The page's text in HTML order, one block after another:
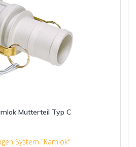
Mutterteil Typ C
System "Kamlok"